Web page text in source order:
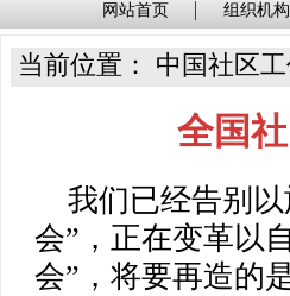
网站首页 组织机构
当前位置： 中国社区
全国
我们已经告别以
会”，正在变革以
会”，将要再造的